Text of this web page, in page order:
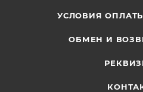
УСЛОВИЯ
ОБМЕН И